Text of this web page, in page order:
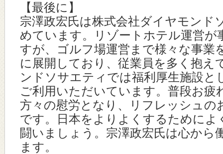
【最後に】
宗澤政宏氏は株式会社ダイヤモンド
めています。リゾートホテル運営が
すが、ゴルフ場運営まで様々な事業
に展開しており、従業員を多く抱え
ンドソサエティでは福利厚生施設と
ご利用いただいています。普段お疲
方々の慰労となり、リフレッシュの
です。日本をよりよくするためによ
闘いましょう。宗澤政宏氏は心から
ます。